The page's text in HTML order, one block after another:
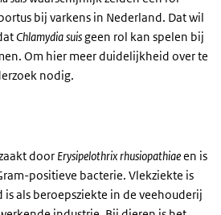
bij varkens in Nederland. Dat wil
Chlamydia suisgeen rol kan spelen bij
Om hier meer duidelijkheid over te
nodig.
door Erysipelothrix rhusiopathiaeen is
positieve bacterie. Vlekziekte is
als beroepsziekte in de veehouderij